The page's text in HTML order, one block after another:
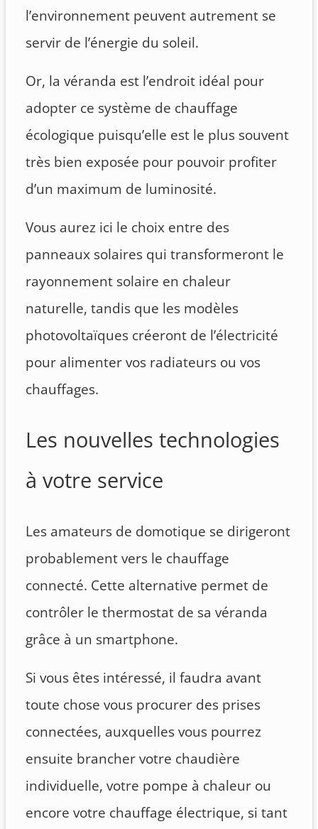
l’environnement peuvent autrement se
servir de l’énergie du soleil.
Or, la véranda est l’endroit idéal pour
adopter ce système de chauffage
écologique puisqu’elle est le plus souvent
très bien exposée pour pouvoir profiter
d’un maximum de luminosité.
Vous aurez ici le choix entre des
panneaux solaires qui transformeront le
rayonnement solaire en chaleur
naturelle, tandis que les modèles
photovoltaïques créeront de l’électricité
pour alimenter vos radiateurs ou vos
chauffages.
Les nouvelles technologies
à votre service
Les amateurs de domotique se dirigeront
probablement vers le chauffage
connecté. Cette alternative permet de
contrôler le thermostat de sa véranda
grâce à un smartphone.
Si vous êtes intéressé, il faudra avant
toute chose vous procurer des prises
connectées, auxquelles vous pourrez
ensuite brancher votre chaudière
individuelle, votre pompe à chaleur ou
encore votre chauffage électrique, si tant